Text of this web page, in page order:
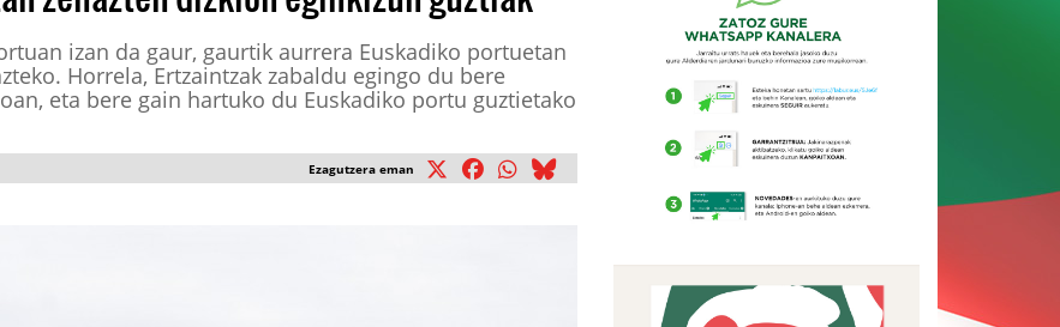
izan da gaur, gaurtik aurrera Euskadiko portuetan
Horrela, Ertzaintzak zabaldu egingo du bere
eta bere gain hartuko du Euskadiko portu guztietako
Ezagutzera eman